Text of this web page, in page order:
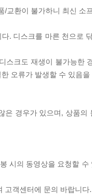
교환이 불가하니 최신
. 디스크를 마른 천으로
크도 재생이 불가능한
오류가 발생할 수 있음
경우가 있으며, 상품
시의 동영상을 요청할
고객센터에 문의 바랍니다.